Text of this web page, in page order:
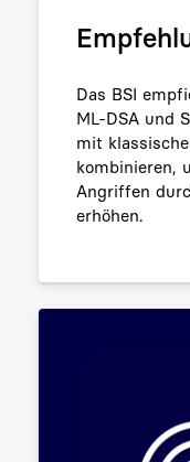
Das BSI
ML-DSA und
mit
kombinieren,
Angriffen
erhöhen.